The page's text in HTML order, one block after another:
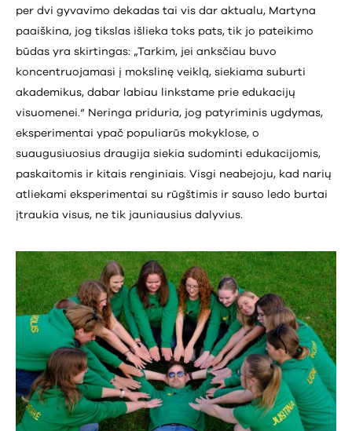
per dvi gyvavimo dekadas tai vis dar aktualu, Martyna
paaiškina, jog tikslas išlieka toks pats, tik jo pateikimo
būdas yra skirtingas: „Tarkim, jei anksčiau buvo
koncentruojamasi į mokslinę veiklą, siekiama suburti
akademikus, dabar labiau linkstame prie edukacijų
visuomenei.“ Neringa priduria, jog patyriminis ugdymas,
eksperimentai ypač populiarūs mokyklose, o
suaugusiuosius draugija siekia sudominti edukacijomis,
paskaitomis ir kitais renginiais. Visgi neabejoju, kad narių
atliekami eksperimentai su rūgštimis ir sauso ledo burtai
įtraukia visus, ne tik jauniausius dalyvius.